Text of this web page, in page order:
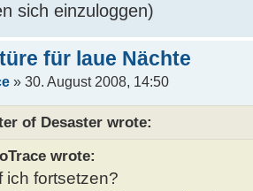
sich einzuloggen)
für laue Nächte
» 30. August 2008, 14:50
of Desaster wrote:
wrote:
ich fortsetzen?